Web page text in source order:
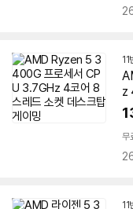
11
z
무
11